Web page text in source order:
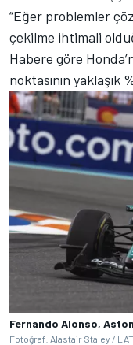
“Eğer problemler
çekilme ihtimali
Habere göre
noktasının yaklaşık
Fernando Alonso,
Fotoğraf: Alastair Staley /